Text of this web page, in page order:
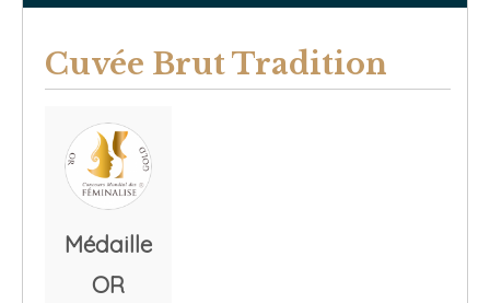
Cuvée Brut Tradition
Médaille
OR